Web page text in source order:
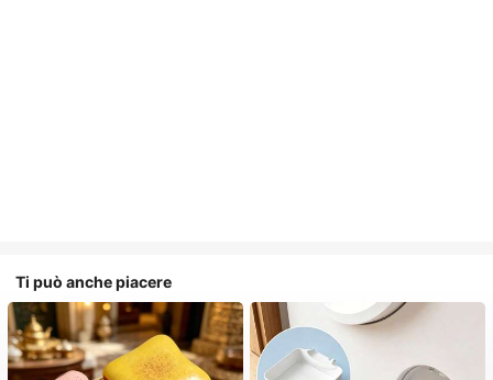
Ti può anche piacere